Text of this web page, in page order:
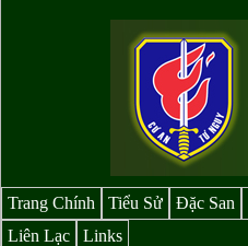
Trang Chính Tiểu Sử Đặc San
Liên Lạc
Links